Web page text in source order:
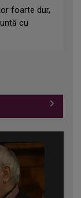
foarte dur,
cu